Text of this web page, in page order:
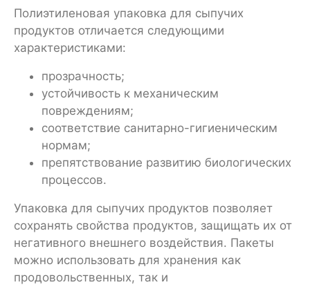
Полиэтиленовая упаковка для сыпучих
продуктов отличается следующими
характеристиками:
прозрачность;
устойчивость к механическим
повреждениям;
соответствие санитарно-гигиеническим
нормам;
препятствование развитию биологических
процессов.
Упаковка для сыпучих продуктов позволяет
сохранять свойства продуктов, защищать их от
негативного внешнего воздействия. Пакеты
можно использовать для хранения как
продовольственных, так и